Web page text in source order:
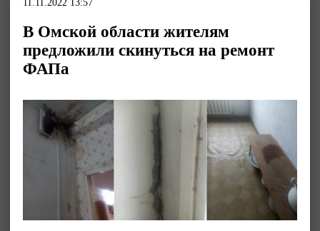
11.11.2022 13:57
В Омской области жителям
предложили скинуться на ремонт
ФАПа